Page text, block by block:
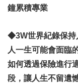
鐘累積專業
◆3W世界紀錄保持
人一生可能會面臨
如何透過保險進行
段，讓人生不留遺憾